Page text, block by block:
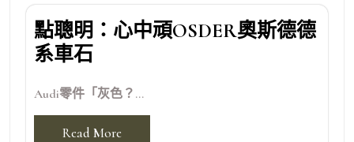
點聰明：心中頑OSDER奧斯德德
系車石
Audi零件「灰色？...
Read More